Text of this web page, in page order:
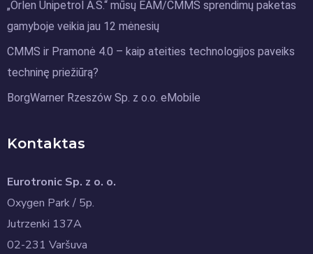
„Orlen Unipetrol A.S.“ mūsų EAM/CMMS sprendimų paketas
gamyboje veikia jau 12 mėnesių
CMMS ir Pramonė 4.0 – kaip ateities technologijos paveiks
techninę priežiūrą?
BorgWarner Rzeszów Sp. z o.o. eMobile
Kontaktas
Eurotronic Sp. z o. o.
Oxygen Park / 5p.
Jutrzenki 137A
02-231 Varšuva